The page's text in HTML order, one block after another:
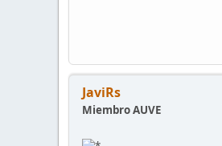
JaviRs
Miembro AUVE